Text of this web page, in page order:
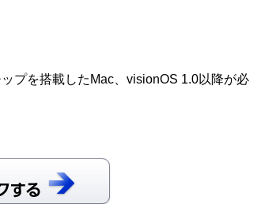
プを搭載したMac、visionOS 1.0以降が必